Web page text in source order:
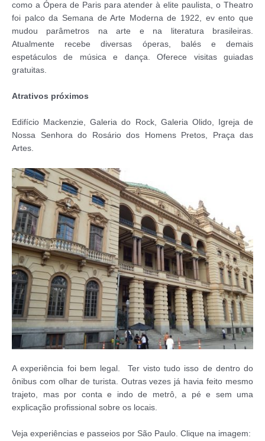
como a Ópera de Paris para atender à elite paulista, o Theatro
foi palco da Semana de Arte Moderna de 1922, ev ento que
mudou parâmetros na arte e na literatura brasileiras.
Atualmente recebe diversas óperas, balés e demais
espetáculos de música e dança. Oferece visitas guiadas
gratuitas.
Atrativos próximos
Edifício Mackenzie, Galeria do Rock, Galeria Olido, Igreja de
Nossa Senhora do Rosário dos Homens Pretos, Praça das
Artes.
A experiência foi bem legal. Ter visto tudo isso de dentro do
ônibus com olhar de turista. Outras vezes já havia feito mesmo
trajeto, mas por conta e indo de metrô, a pé e sem uma
explicação profissional sobre os locais.
Veja experiências e passeios por São Paulo. Clique na imagem: